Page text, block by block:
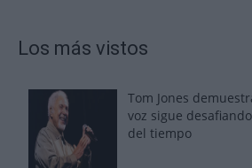
Los más vistos
Tom Jones
voz sigue
del tiempo